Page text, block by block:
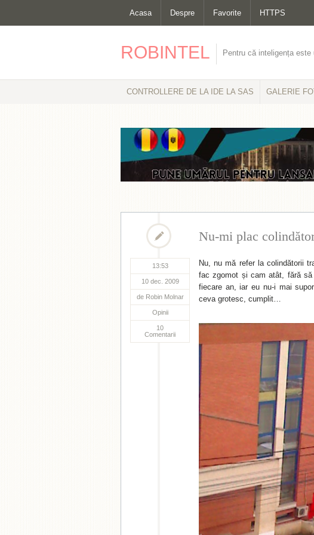
Acasa Despre Favorite HTTPS
ROBINTEL Pentru că inteligența
CONTROLLERE DE LA IDE LA SAS GALERIE
13:53
10 dec. 2009
de Robin Molnar
Opinii
10
Comentarii
Nu-mi plac
Nu, nu mă refer la colindătorii
fac zgomot și cam atât, fără
fiecare an, iar eu nu-i mai
ceva grotesc, cumplit…